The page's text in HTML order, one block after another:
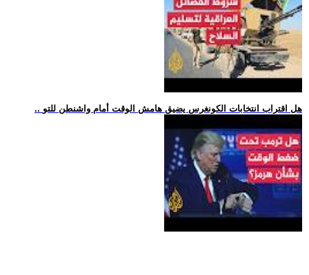
.. هل اقتراب انتخابات الكونغرس يضيق هامش الوقت أمام واشنطن للتو